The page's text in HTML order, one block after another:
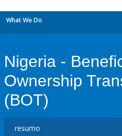
What We Do
Nigeria -
Ownership
(BOT)